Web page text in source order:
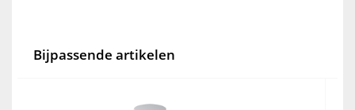
Bijpassende artikelen